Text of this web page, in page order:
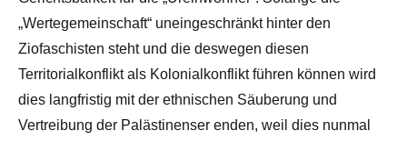
„Wertegemeinschaft“ uneingeschränkt hinter den
Ziofaschisten steht und die deswegen diesen
Territorialkonflikt als Kolonialkonflikt führen können wird
dies langfristig mit der ethnischen Säuberung und
Vertreibung der Palästinenser enden, weil dies nunmal